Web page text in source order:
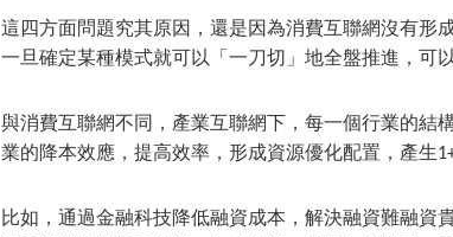
這四方面問題究其原因，還是因為消費互聯網沒有形
一旦確定某種模式就可以「一刀切」地全盤推進，可
與消費互聯網不同，產業互聯網下，每一個行業的結
業的降本效應，提高效率，形成資源優化配置，產生
比如，通過金融科技降低融資成本，解決融資難融資